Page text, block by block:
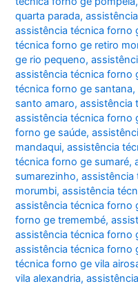
quarta parada,
assistência técnica forno
técnica forno ge retiro
ge rio pequeno,
assistência técnica forno
técnica forno ge santana,
santo amaro,assistência
assistência técnica forno
forno ge saúde,
mandaqui,assistência
técnica forno ge sumaré,
sumarezinho,assistência
morumbi,assistência
assistência técnica forno
forno ge tremembé,
assistência técnica forno
assistência técnica forno
técnica forno ge vila
vila alexandria,